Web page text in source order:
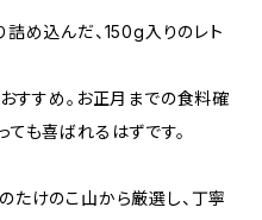
詰め込んだ、150g入りのレト
すすめ。お正月までの食料確
も喜ばれるはずです。
たけのこ山から厳選し、丁寧